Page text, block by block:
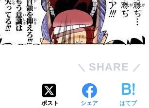
SHARE
ポスト シェア はてブ